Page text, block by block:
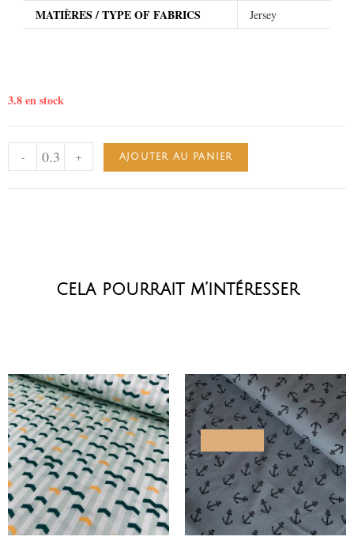
MATIÈRES / TYPE OF FABRICS Jersey
3.8 en stock
- + AJOUTER AU PANIER
cela pourrait m’intéresser